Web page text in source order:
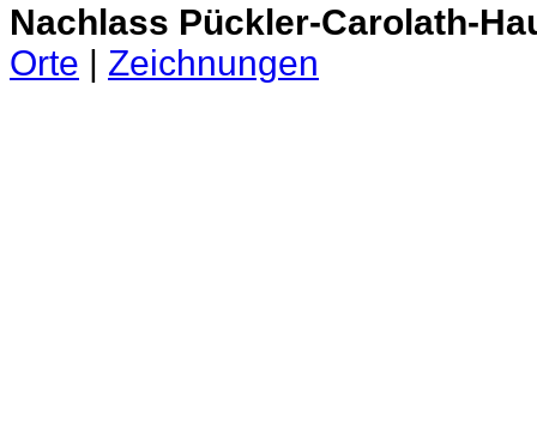
Nachlass Pückler-Carolath-
Orte | Zeichnungen